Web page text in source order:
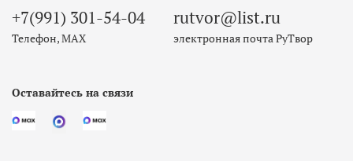
+7(991) 301-54-04
Телефон, МАХ
rutvor@list.ru
электронная почта РуТвор
Оставайтесь на связи